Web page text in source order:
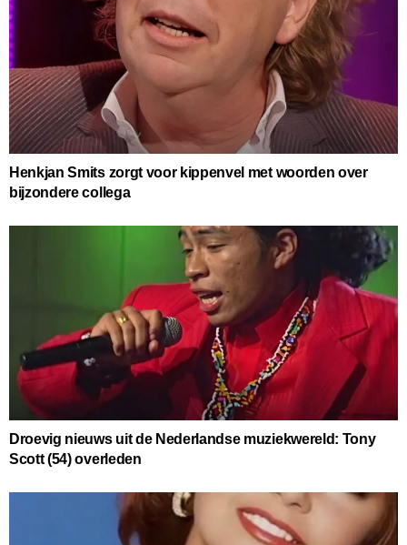
Henkjan Smits zorgt voor kippenvel met woorden over
bijzondere collega
Droevig nieuws uit de Nederlandse muziekwereld: Tony
Scott (54) overleden